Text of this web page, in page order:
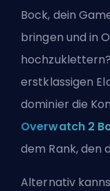
Bock, dein
bringen und in
erstklassigen
dominier die
Overwatch 2
dem Rank, den
Alternativ